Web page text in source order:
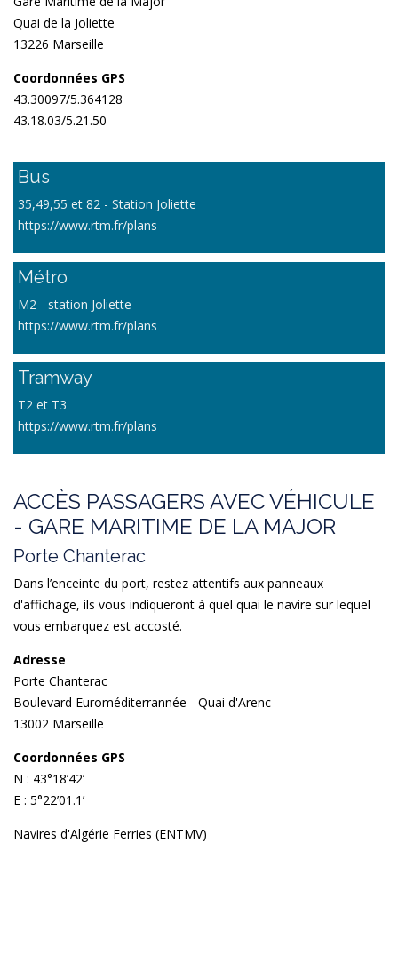
Quai de la Joliette
13226 Marseille
Coordonnées GPS
43.30097/5.364128
43.18.03/5.21.50
Bus
35,49,55 et 82 - Station Joliette
https://www.rtm.fr/plans
Métro
M2 - station Joliette
https://www.rtm.fr/plans
Tramway
T2 et T3
https://www.rtm.fr/plans
ACCÈS PASSAGERS AVEC VÉHICULE
- GARE MARITIME DE LA MAJOR
Porte Chanterac
Dans l’enceinte du port, restez attentifs aux panneaux
d'affichage, ils vous indiqueront à quel quai le navire sur lequel
vous embarquez est accosté.
Adresse
Porte Chanterac
Boulevard Euroméditerrannée - Quai d'Arenc
13002 Marseille
Coordonnées GPS
N : 43°18’42’
E : 5°22’01.1’
Navires d'Algérie Ferries (ENTMV)